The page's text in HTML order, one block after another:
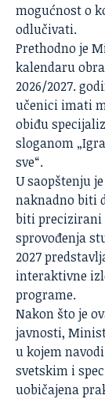
mogućnost o
odlučivati.
Prethodno je
kalendaru
2026/2027.
učenici imati
obiđu
sloganom
sve“.
U saopštenju
naknadno biti
biti precizirani
sprovođenja
2027
interaktivne
programe.
Nakon što je
javnosti,
u kojem
svetskim i
uobičajena